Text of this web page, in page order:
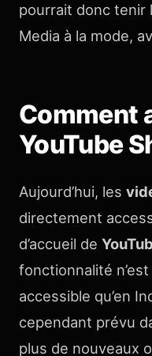
pourrait donc tenir
Media à la mode,
Comment
YouTube
Aujourd’hui, les
directement
d’accueil de
fonctionnalité
accessible qu’en
cependant prévu
plus de nouveaux